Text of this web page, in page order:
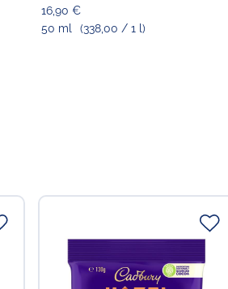
16,90 €
50 ml
(338,00 / 1 l)